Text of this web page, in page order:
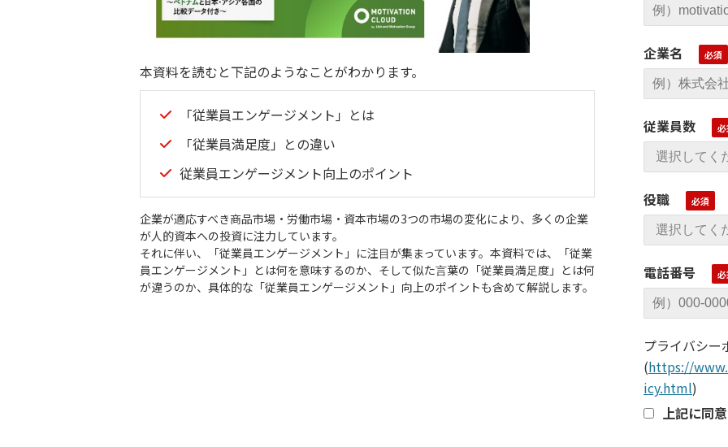
本資料を読むと下記のようなことがわかります。
「従業員エンゲージメント」とは
「従業員満足度」との違い
従業員エンゲージメント向上のポイント
企業が適応すべき商品市場・労働市場・資本市場の3つの市場の変化により、多くの企業
が⼈的資本への投資に注⼒しています。
それに伴い、「従業員エンゲージメント」に注⽬が集まっています。本資料では、「従業
員エンゲージメント」とは何を意味するのか、そして似た⾔葉の「従業員満⾜度」とは何
が違うのか、具体的な「従業員エンゲージメント」向上のポイントも含めて解説します。
企業名
従業員数
役職
電話番号
プライバシー
(https://
icy.html)
上記に同